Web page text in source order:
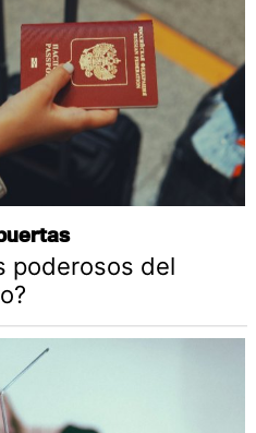
poderosos del